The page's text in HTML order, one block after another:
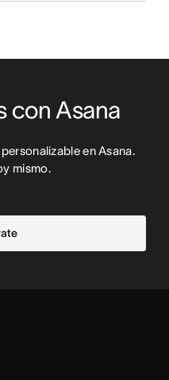
con Asana
en Asana.
mismo.